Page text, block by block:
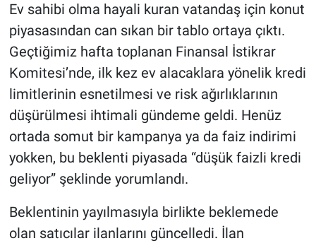
Ev sahibi olma hayali kuran vatandaş için konut
piyasasından can sıkan bir tablo ortaya çıktı.
Geçtiğimiz hafta toplanan Finansal İstikrar
Komitesi’nde, ilk kez ev alacaklara yönelik kredi
limitlerinin esnetilmesi ve risk ağırlıklarının
düşürülmesi ihtimali gündeme geldi. Henüz
ortada somut bir kampanya ya da faiz indirimi
yokken, bu beklenti piyasada “düşük faizli kredi
geliyor” şeklinde yorumlandı.
Beklentinin yayılmasıyla birlikte beklemede
olan satıcılar ilanlarını güncelledi. İlan